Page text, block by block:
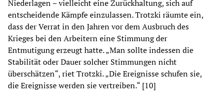
Niederlagen – vielleicht eine Zurückhaltung, sich auf
entscheidende Kämpfe einzulassen. Trotzki räumte ein,
dass der Verrat in den Jahren vor dem Ausbruch des
Krieges bei den Arbeitern eine Stimmung der
Entmutigung erzeugt hatte. „Man sollte indessen die
Stabilität oder Dauer solcher Stimmungen nicht
überschätzen“, riet Trotzki. „Die Ereignisse schufen sie,
die Ereignisse werden sie vertreiben.“ [10]